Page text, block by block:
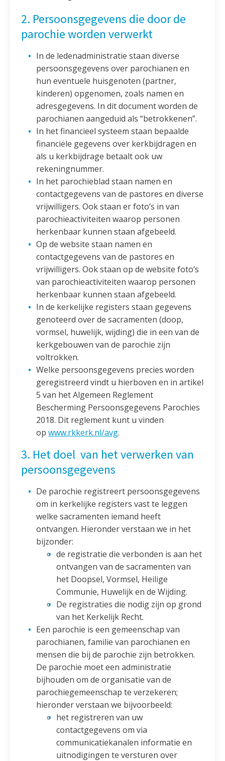
2. Persoonsgegevens die door de
parochie worden verwerkt
In de ledenadministratie staan diverse
persoonsgegevens over parochianen en
hun eventuele huisgenoten (partner,
kinderen) opgenomen, zoals namen en
adresgegevens. In dit document worden de
parochianen aangeduid als “betrokkenen”.
In het financieel systeem staan bepaalde
financiële gegevens over kerkbijdragen en
als u kerkbijdrage betaalt ook uw
rekeningnummer.
In het parochieblad staan namen en
contactgegevens van de pastores en diverse
vrijwilligers. Ook staan er foto’s in van
parochieactiviteiten waarop personen
herkenbaar kunnen staan afgebeeld.
Op de website staan namen en
contactgegevens van de pastores en
vrijwilligers. Ook staan op de website foto’s
van parochieactiviteiten waarop personen
herkenbaar kunnen staan afgebeeld.
In de kerkelijke registers staan gegevens
genoteerd over de sacramenten (doop,
vormsel, huwelijk, wijding) die in een van de
kerkgebouwen van de parochie zijn
voltrokken.
Welke persoonsgegevens precies worden
geregistreerd vindt u hierboven en in artikel
5 van het Algemeen Reglement
Bescherming Persoonsgegevens Parochies
2018. Dit reglement kunt u vinden
opwww.rkkerk.nl/avg.
3. Het doel van het verwerken van
persoonsgegevens
De parochie registreert persoonsgegevens
om in kerkelijke registers vast te leggen
welke sacramenten iemand heeft
ontvangen. Hieronder verstaan we in het
bijzonder:
de registratie die verbonden is aan het
ontvangen van de sacramenten van
het Doopsel, Vormsel, Heilige
Communie, Huwelijk en de Wijding.
De registraties die nodig zijn op grond
van het Kerkelijk Recht.
Een parochie is een gemeenschap van
parochianen, familie van parochianen en
mensen die bij de parochie zijn betrokken.
De parochie moet een administratie
bijhouden om de organisatie van de
parochiegemeenschap te verzekeren;
hieronder verstaan we bijvoorbeeld:
het registreren van uw
contactgegevens om via
communicatiekanalen informatie en
uitnodigingen te versturen over